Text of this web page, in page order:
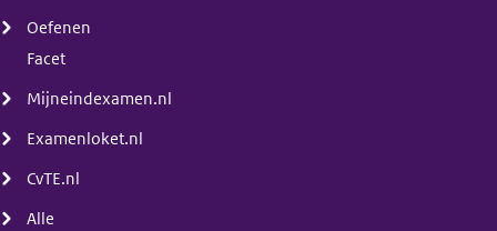
Oefenen
Facet
Mijneindexamen.nl
Examenloket.nl
CvTE.nl
Alle